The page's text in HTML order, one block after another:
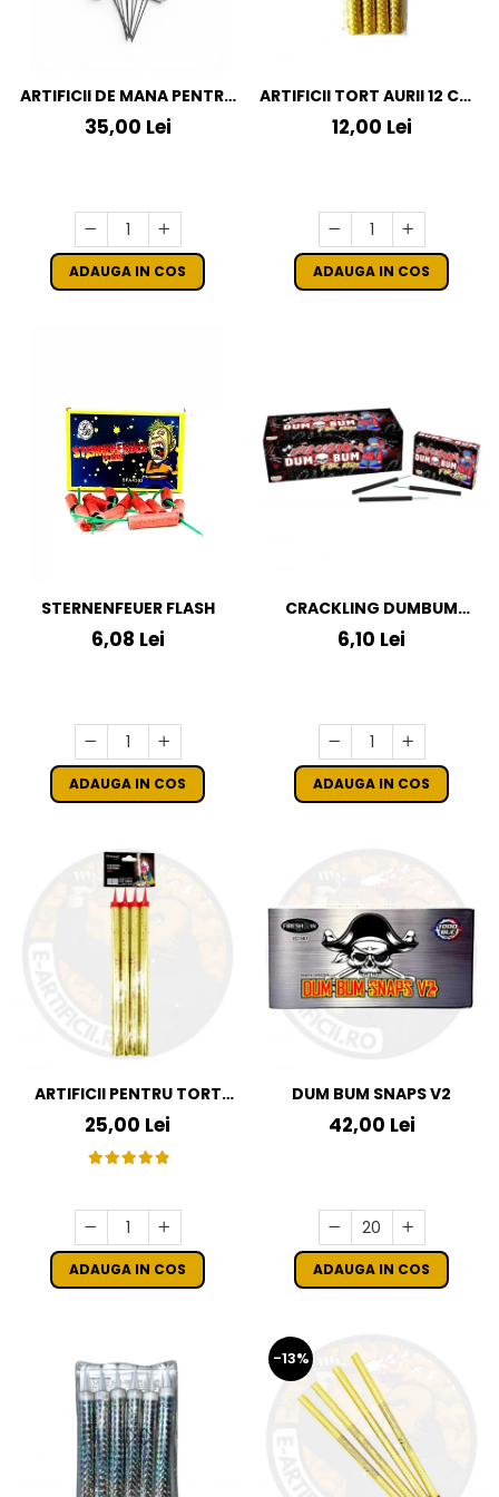
ARTIFICII DE MANA PENTRU
NUNTA LET LOVE SPARKLE -
10 BUCATI
35,00 Lei
ADAUGA IN COS
ARTIFICII TORT AURII 12 CM /
4 BUC
12,00 Lei
ADAUGA IN COS
STERNENFEUER FLASH
6,08 Lei
ADAUGA IN COS
CRACKLING DUMBUM
KLASEK FOR KIDS
6,10 Lei
ADAUGA IN COS
ARTIFICII PENTRU TORT
AURII 25 CM SET 4 BUC
25,00 Lei
ADAUGA IN COS
DUM BUM SNAPS V2
42,00 Lei
ADAUGA IN COS
-13%